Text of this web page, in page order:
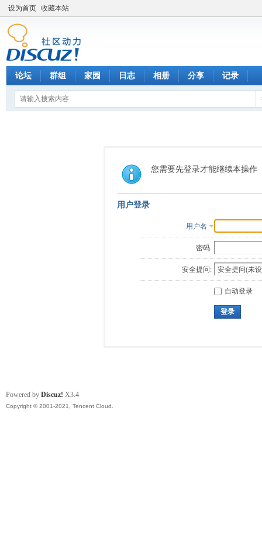
设为首页 收藏本站
论坛 群组 家园 日志 相册 分享 记录
您需要先登录才能继续本操作
用户登录
用户名
密码:
安全提问:
自动登录
登录
Powered by Discuz! X3.4
Copyright © 2001-2021, Tencent Cloud.